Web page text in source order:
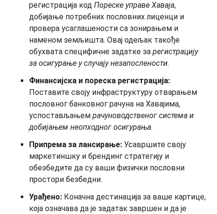
регистрација код Пореске управе Хаваја,
добијање потребних пословних лиценци и
провера усаглашености са зонирањем и
наменом земљишта. Овај одељак такође
обухвата специфичне задатке за регистрацију
за осигурање у случају незапослености.
Финансијска и пореска регистрација:
Поставите своју инфраструктуру отварањем
пословног банковног рачуна на Хавајима,
успостављањем рачуноводственог система и
добијањем неопходног осигурања.
Припрема за лансирање: Усавршите своју
маркетиншку и брендинг стратегију и
обезбедите да су ваши физички пословни
простори безбедни.
Урађено: Коначна дестинација за ваше картице,
која означава да је задатак завршен и да је